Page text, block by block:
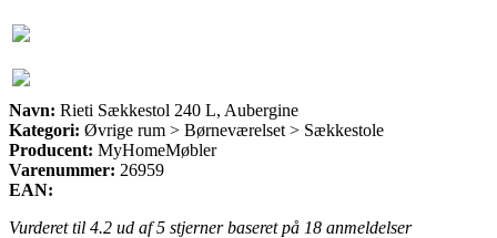
Navn: Rieti Sækkestol 240 L, Aubergine
Kategori: Øvrige rum > Børneværelset > Sækkestole
Producent: MyHomeMøbler
Varenummer: 26959
EAN:
Vurderet til 4.2 ud af 5 stjerner baseret på 18 anmeldelser